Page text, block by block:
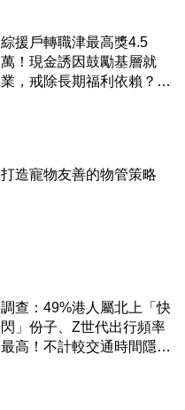
綜援戶轉職津最高獎4.5
萬！現金誘因鼓勵基層就
業，戒除長期福利依賴？鄧
打造寵物友善的物管策略
調查：49%港人屬北上「快
閃」份子、Z世代出行頻率
最高！不計較交通時間隱形